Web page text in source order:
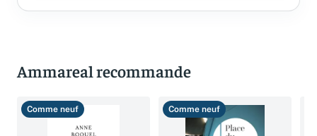
Ammareal recommande
Comme neuf Comme neuf